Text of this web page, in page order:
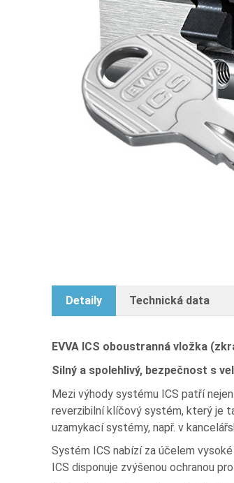
Detaily Technická data
EVVA ICS oboustranná vložka
Silný a spolehlivý, bezpečnost s
Mezi výhody systému ICS patří
reverzibilní klíčový systém, který je
uzamykací systémy, např. v
Systém ICS nabízí za účelem
ICS disponuje zvýšenou ochranou